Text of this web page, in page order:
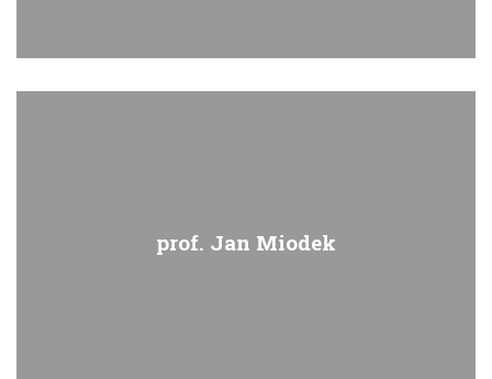
prof. Jan Miodek